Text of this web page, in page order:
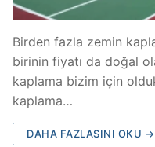
Birden fazla zemin
birinin fiyatı da doğal
kaplama bizim için
kaplama…
DAHA FAZLASINI OKU →